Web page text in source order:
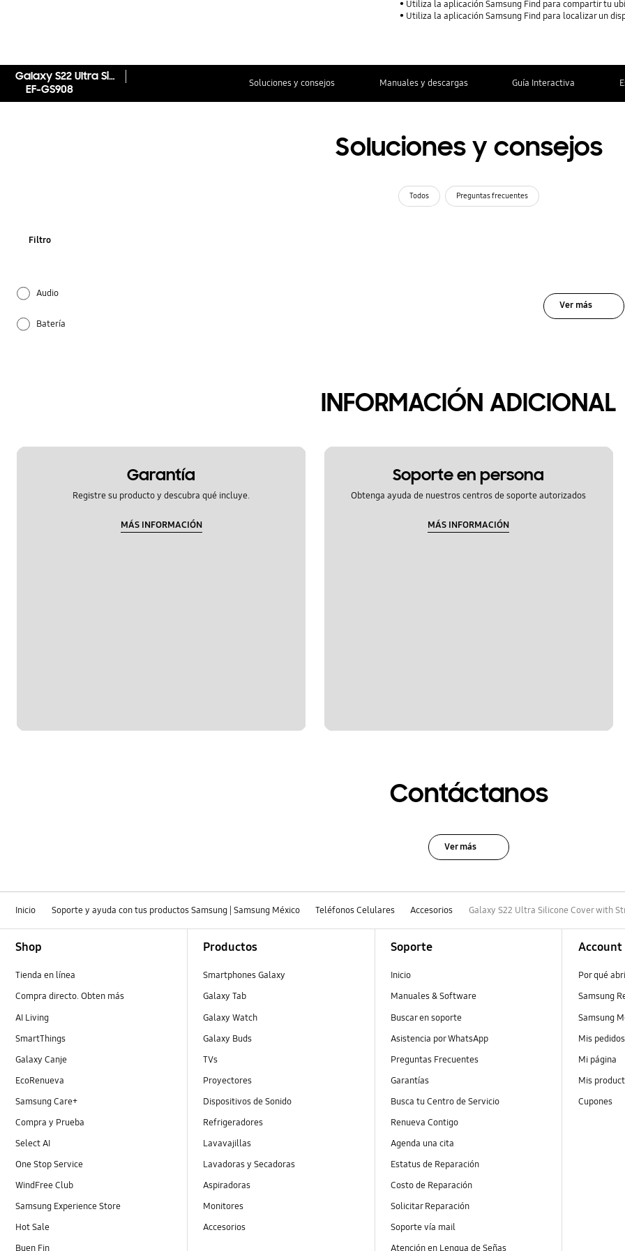
Utiliza la aplicación Samsung Find para compartir tu
Utiliza la aplicación Samsung Find para localizar un
Galaxy S22 Ultra Silicone Cover with Strap
EF-GS908
Soluciones y consejos Manuales y descargas Guía Interactiva
Soluciones y consejos
Todos Preguntas frecuentes
Filtro
Audio
Batería
Redes Móviles
Ver más
INFORMACIÓN ADICIONAL
Garantía
Registre su producto y descubra qué incluye.
MÁS INFORMACIÓN
Soporte en persona
Obtenga ayuda de nuestros centros de soporte autorizados
MÁS INFORMACIÓN
Contáctanos
Ver más
Inicio Soporte y ayuda con tus productos Samsung | Samsung México Teléfonos Celulares Accesorios Galaxy S22 Ultra Silicone Cover with
Shop
Tienda en línea
Compra directo. Obten más
AI Living
SmartThings
Galaxy Canje
EcoRenueva
Samsung Care+
Compra y Prueba
Select AI
One Stop Service
WindFree Club
Samsung Experience Store
Hot Sale
Buen Fin
Productos
Smartphones Galaxy
Galaxy Tab
Galaxy Watch
Galaxy Buds
TVs
Proyectores
Dispositivos de Sonido
Refrigeradores
Lavavajillas
Lavadoras y Secadoras
Aspiradoras
Monitores
Accesorios
Soporte
Inicio
Manuales & Software
Buscar en soporte
Asistencia por WhatsApp
Preguntas Frecuentes
Garantías
Busca tu Centro de Servicio
Renueva Contigo
Agenda una cita
Estatus de Reparación
Costo de Reparación
Solicitar Reparación
Soporte vía mail
Atención en Lengua de Señas
Account
Por qué
Samsung
Samsung
Mis
Mi página
Mis
Cupones